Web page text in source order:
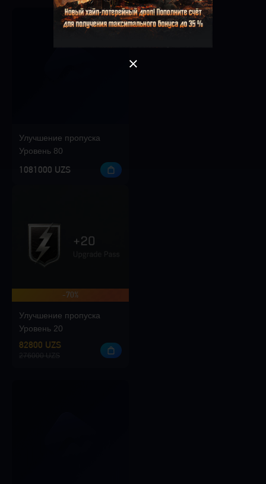
ХОРОШО
Улучшение пропуска
Уровень 80
1081000 UZS
-70%
Улучшение пропуска
Уровень 20
82800 UZS
276000 UZS